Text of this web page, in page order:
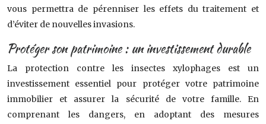
vous permettra de pérenniser les effets du traitement et
d’éviter de nouvelles invasions.
Protéger son patrimoine : un investissement durable
La protection contre les insectes xylophages est un
investissement essentiel pour protéger votre patrimoine
immobilier et assurer la sécurité de votre famille. En
comprenant les dangers, en adoptant des mesures